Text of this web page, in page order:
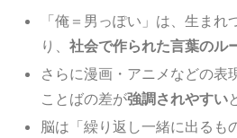
「俺＝男っぽい」は、生まれ
り、社会で作られた言葉のル
さらに漫画・アニメなどの表
ことばの差が強調されやすい
脳は「繰り返し一緒に出るも